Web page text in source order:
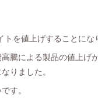
を値上げすることにな
騰による製品の値上
りました。
す。